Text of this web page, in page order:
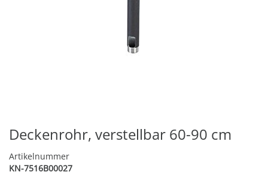
Deckenrohr, verstellbar 60-90 cm
Artikelnummer
KN-7516B00027